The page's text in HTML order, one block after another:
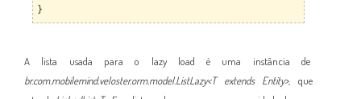
}
A lista usada para o lazy load é uma instância de
br.com.mobilemind.veloster.orm.model.ListLazy<T extends Entity>, que